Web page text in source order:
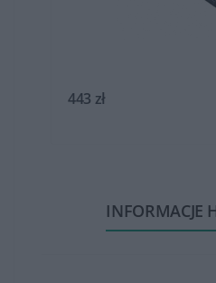
443 zł
INFORMACJE